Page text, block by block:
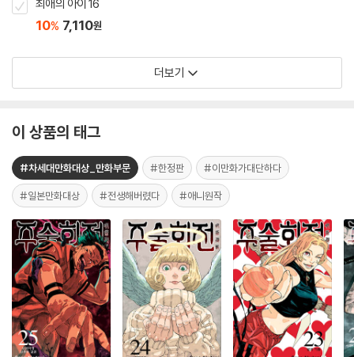
최애의 아이 16
10% 7,110원
더보기
이 상품의 태그
#차세대만화대상_만화부문 #한정판 #이만화가대단하다
#일본만화대상 #전생해버렸다 #애니원작